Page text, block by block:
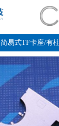
简易式TF卡座/有